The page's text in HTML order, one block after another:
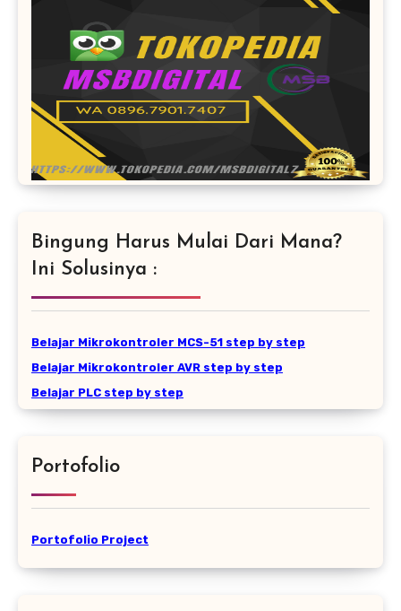
Bingung Harus Mulai Dari Mana?
Ini Solusinya :
Belajar Mikrokontroler MCS-51 step by step
Belajar Mikrokontroler AVR step by step
Belajar PLC step by step
Portofolio
Portofolio Project